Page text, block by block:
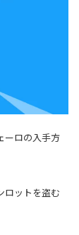
ーロの入手方
ロットを盗む